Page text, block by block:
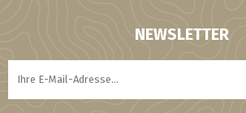
NEWSLETTER